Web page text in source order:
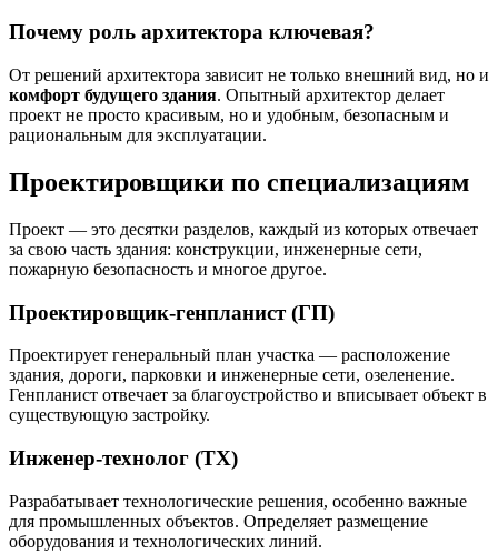
Почему роль архитектора ключевая?
От решений архитектора зависит не только внешний вид, но и
комфорт будущего здания. Опытный архитектор делает
проект не просто красивым, но и удобным, безопасным и
рациональным для эксплуатации.
Проектировщики по специализациям
Проект — это десятки разделов, каждый из которых отвечает
за свою часть здания: конструкции, инженерные сети,
пожарную безопасность и многое другое.
Проектировщик-генпланист (ГП)
Проектирует генеральный план участка — расположение
здания, дороги, парковки и инженерные сети, озеленение.
Генпланист отвечает за благоустройство и вписывает объект в
существующую застройку.
Инженер-технолог (ТХ)
Разрабатывает технологические решения, особенно важные
для промышленных объектов. Определяет размещение
оборудования и технологических линий.